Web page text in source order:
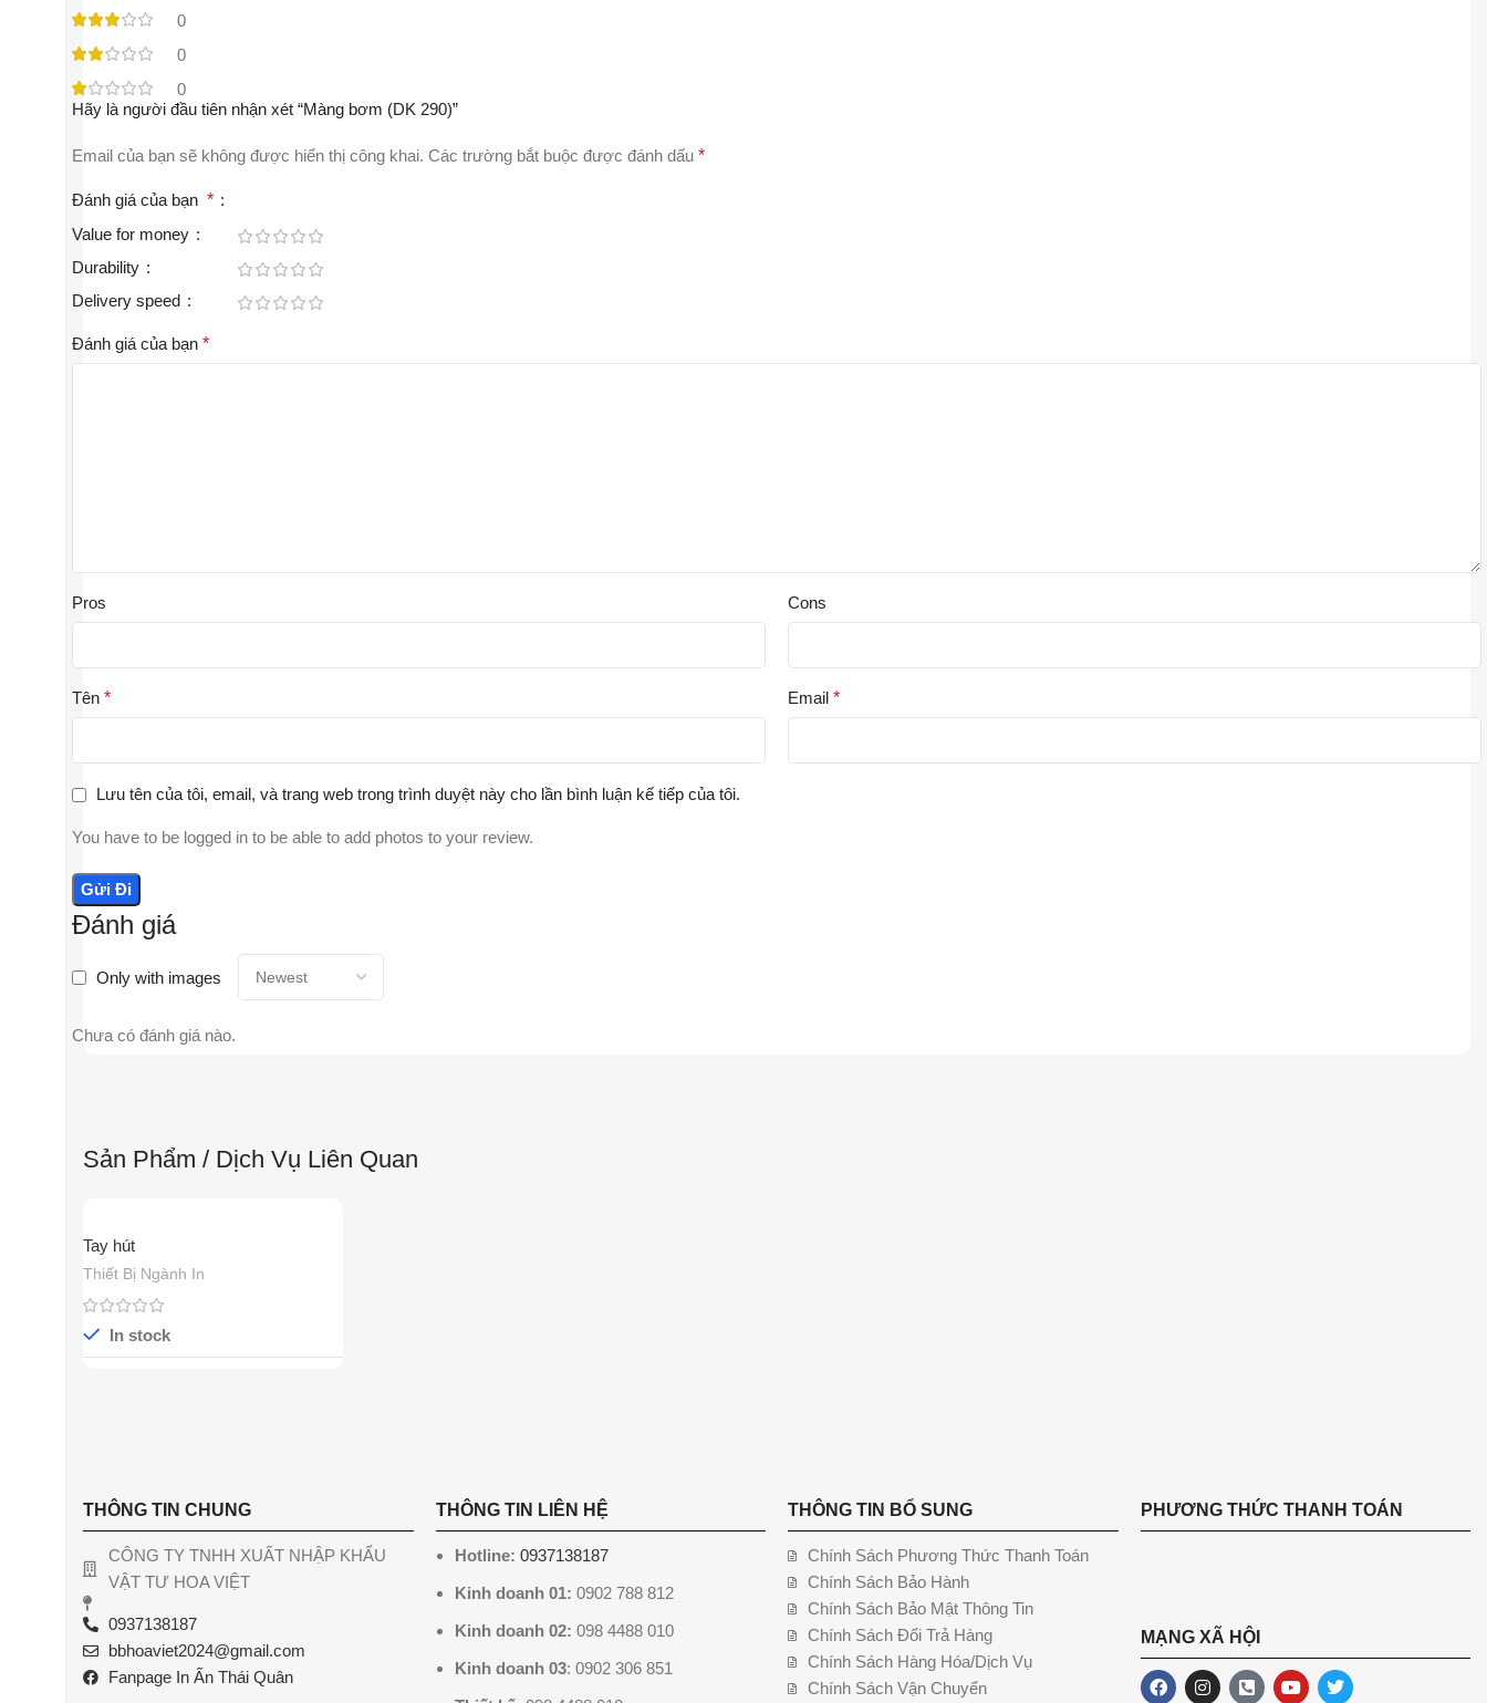
0
0
0
Đánh giá
Only with images
Chưa có đánh giá nào.
Hãy là người đầu tiên nhận xét “Màng bơm (DK 290)”
Email của bạn sẽ không được hiển thị công khai. Các trường bắt buộc được đánh dấu *
Đánh giá của bạn *
Value for money
Durability
Delivery speed
Đánh giá của bạn *
Pros Cons
Tên * Email *
Lưu tên của tôi, email, và trang web trong trình duyệt này cho lần bình luận kế tiếp của tôi.
You have to be logged in to be able to add photos to your review.
Sản Phẩm / Dịch Vụ Liên Quan
Tay hút
Thiết Bị Ngành In
In stock
THÔNG TIN CHUNG
CÔNG TY TNHH XUẤT NHẬP KHẨU
VẬT TƯ HOA VIỆT
0937138187
bbhoaviet2024@gmail.com
Fanpage In Ấn Thái Quân
THÔNG TIN LIÊN HỆ
Hotline: 0937138187
Kinh doanh 01: 0902 788 812
Kinh doanh 02: 098 4488 010
Kinh doanh 03: 0902 306 851
THÔNG TIN BỔ SUNG
Chính Sách Phương Thức Thanh Toán
Chính Sách Bảo Hành
Chính Sách Bảo Mật Thông Tin
Chính Sách Đổi Trả Hàng
Chính Sách Hàng Hóa/Dịch Vụ
Chính Sách Vận Chuyển
PHƯƠNG THỨC THANH TOÁN
MẠNG XÃ HỘI